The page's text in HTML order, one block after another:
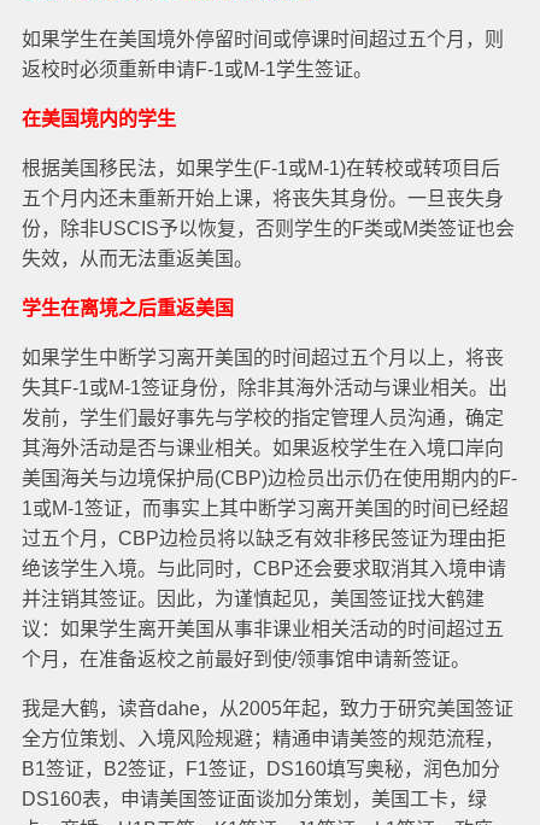
如果学生在美国境外停留时间或停课时间超过五个月，则
返校时必须重新申请F-1或M-1学生签证。
在美国境内的学生
根据美国移民法，如果学生(F-1或M-1)在转校或转项目后
五个月内还未重新开始上课，将丧失其身份。一旦丧失身
份，除非USCIS予以恢复，否则学生的F类或M类签证也会
失效，从而无法重返美国。
学生在离境之后重返美国
如果学生中断学习离开美国的时间超过五个月以上，将丧
失其F-1或M-1签证身份，除非其海外活动与课业相关。出
发前，学生们最好事先与学校的指定管理人员沟通，确定
其海外活动是否与课业相关。如果返校学生在入境口岸向
美国海关与边境保护局(CBP)边检员出示仍在使用期内的F-
1或M-1签证，而事实上其中断学习离开美国的时间已经超
过五个月，CBP边检员将以缺乏有效非移民签证为理由拒
绝该学生入境。与此同时，CBP还会要求取消其入境申请
并注销其签证。因此，为谨慎起见，美国签证找大鹤建
议：如果学生离开美国从事非课业相关活动的时间超过五
个月，在准备返校之前最好到使/领事馆申请新签证。
我是大鹤，读音dahe，从2005年起，致力于研究美国签证
全方位策划、入境风险规避；精通申请美签的规范流程，
B1签证，B2签证，F1签证，DS160填写奥秘，润色加分
DS160表，申请美国签证面谈加分策划，美国工卡，绿